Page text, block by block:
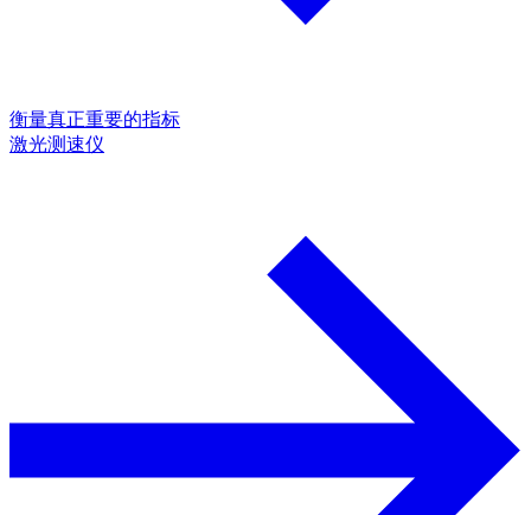
衡量真正重要的指标
激光测速仪